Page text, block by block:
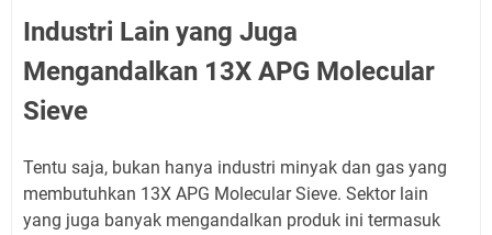
Industri Lain yang Juga
Mengandalkan 13X APG Molecular
Sieve
Tentu saja, bukan hanya industri minyak dan gas yang
membutuhkan 13X APG Molecular Sieve. Sektor lain
yang juga banyak mengandalkan produk ini termasuk